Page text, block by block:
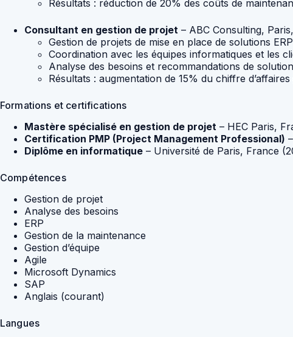
Résultats : réduction de 20% des coûts de
Consultant en gestion de projet – ABC Consulting,
Gestion de projets de mise en place de solutions ERP
Coordination avec les équipes informatiques et les
Analyse des besoins et recommandations de
Résultats : augmentation de 15% du chiffre
Formations et certifications
Mastère spécialisé en gestion de projet – HEC Paris,
Certification PMP (Project Management Professional)
Diplôme en informatique – Université de Paris, France
Compétences
Gestion de projet
Analyse des besoins
ERP
Gestion de la maintenance
Gestion d’équipe
Agile
Microsoft Dynamics
SAP
Anglais (courant)
Langues